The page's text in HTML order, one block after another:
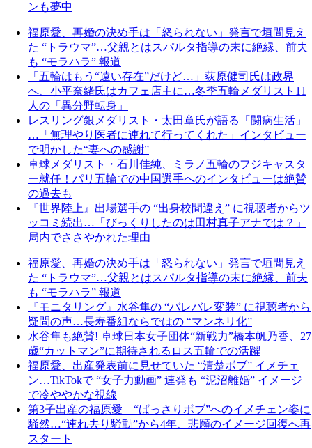
ンも夢中
福原愛、再婚の決め手は「怒られない」発言で垣間見え
た “トラウマ”…父親とはスパルタ指導の末に絶縁、前夫
も “モラハラ” 報道
「五輪はもう“遠い存在”だけど…」荻原健司氏は政界
へ、小平奈緒氏はカフェ店主に…冬季五輪メダリスト11
人の「異分野転身」
レスリング銀メダリスト・太田章氏が語る「闘病生活」
…「無理やり医者に連れて行ってくれた」インタビュー
で明かした“妻への感謝”
卓球メダリスト・石川佳純、ミラノ五輪のフジキャスタ
ー就任！パリ五輪での中国選手へのインタビューは絶賛
の過去も
『世界陸上』出場選手の “出身校間違え” に視聴者からツ
ッコミ続出…「びっくりしたのは田村真子アナでは？」
局内でささやかれた理由
福原愛、再婚の決め手は「怒られない」発言で垣間見え
た “トラウマ”…父親とはスパルタ指導の末に絶縁、前夫
も “モラハラ” 報道
『モニタリング』水谷隼の “バレバレ変装” に視聴者から
疑問の声…長寿番組ならではの “マンネリ化”
水谷隼も絶賛! 卓球日本女子団体“新戦力”橋本帆乃香、27
歳“カットマン”に期待されるロス五輪での活躍
福原愛、出産発表前に見せていた “清楚ボブ” イメチェ
ン…TikTokで “女子力動画” 連発も “泥沼離婚” イメージ
で冷ややかな視線
第3子出産の福原愛 “ばっさりボブ”へのイメチェン姿に
騒然…“連れ去り騒動”から4年、悲願のイメージ回復へ再
スタート